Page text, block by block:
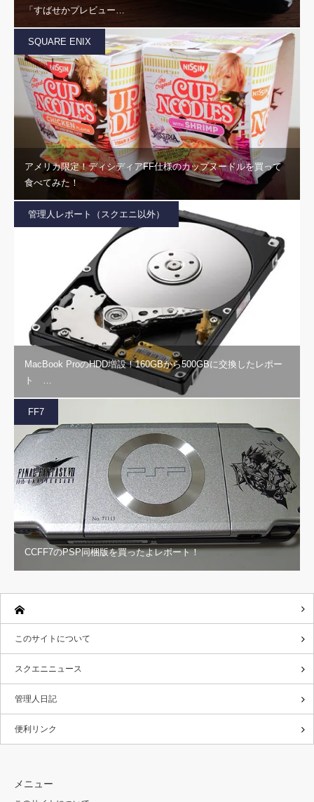
「すばせかプレビュー…
SQUARE ENIX
アメリカ限定！ディシディアFF仕様のカップヌードルを買って
食べてみた！
管理人レポート（スクエニ以外）
MacBook ProのHDD増設！160GBから500GBに交換したレポー
ト …
FF7
CCFF7のPSP同梱版を買ったよレポート！
このサイトについて
スクエニニュース
管理人日記
便利リンク
メニュー